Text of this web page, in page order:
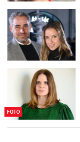
FOTO